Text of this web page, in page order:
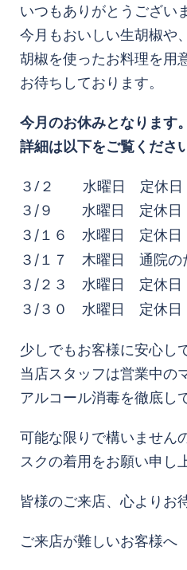
いつもありがとうござい
今月もおいしい生胡椒や、
胡椒を使ったお料理を用
お待ちしております。
今月のお休みとなります。
詳細は以下をご覧くださ
３/２ 水曜日 定休日
３/９ 水曜日 定休日
３/１６ 水曜日 定休日
３/１７ 木曜日 通院の
３/２３ 水曜日 定休日
３/３０ 水曜日 定休日
少しでもお客様に安心し
当店スタッフは営業中の
アルコール消毒を徹底し
可能な限りで構いません
スクの着用をお願い申し
皆様のご来店、心よりお
ご来店が難しいお客様へ